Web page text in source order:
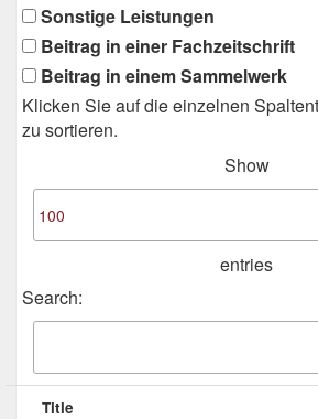
Sonstige Leistungen
Beitrag in einer Fachzeitschrift
Beitrag in einem Sammelwerk
Klicken Sie auf die einzelnen
zu sortieren.
Show
entries
Search:
Title